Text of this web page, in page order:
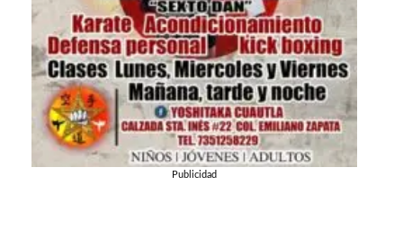
Publicidad